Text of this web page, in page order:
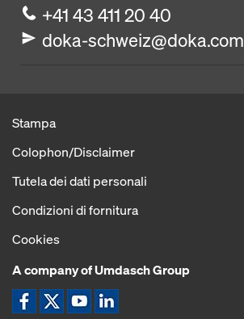
+41 43 411 20 40
doka-schweiz@doka.com
Stampa
Colophon/Disclaimer
Tutela dei dati personali
Condizioni di fornitura
Cookies
A company of Umdasch Group